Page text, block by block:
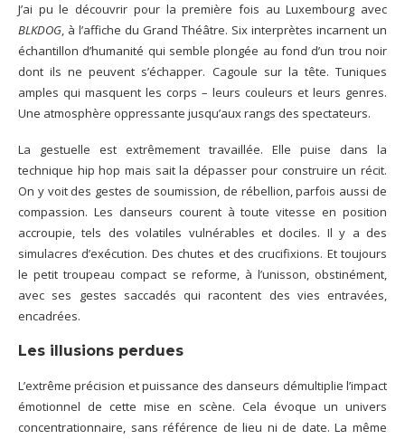
J’ai pu le découvrir pour la première fois au Luxembourg avec
BLKDOG, à l’affiche du Grand Théâtre. Six interprètes incarnent un
échantillon d’humanité qui semble plongée au fond d’un trou noir
dont ils ne peuvent s’échapper. Cagoule sur la tête. Tuniques
amples qui masquent les corps – leurs couleurs et leurs genres.
Une atmosphère oppressante jusqu’aux rangs des spectateurs.
La gestuelle est extrêmement travaillée. Elle puise dans la
technique hip hop mais sait la dépasser pour construire un récit.
On y voit des gestes de soumission, de rébellion, parfois aussi de
compassion. Les danseurs courent à toute vitesse en position
accroupie, tels des volatiles vulnérables et dociles. Il y a des
simulacres d’exécution. Des chutes et des crucifixions. Et toujours
le petit troupeau compact se reforme, à l’unisson, obstinément,
avec ses gestes saccadés qui racontent des vies entravées,
encadrées.
Les illusions perdues
L’extrême précision et puissance des danseurs démultiplie l’impact
émotionnel de cette mise en scène. Cela évoque un univers
concentrationnaire, sans référence de lieu ni de date. La même